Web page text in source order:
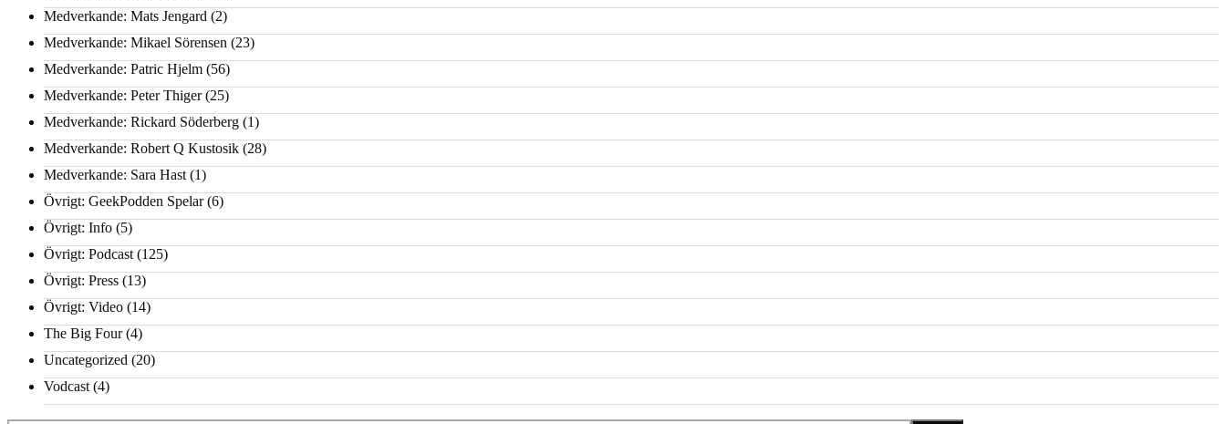
Medverkande: Mats Jengard (2)
Medverkande: Mikael Sörensen (23)
Medverkande: Patric Hjelm (56)
Medverkande: Peter Thiger(25)
Medverkande: Rickard Söderberg (1)
Medverkande: Robert Q Kustosik (28)
Medverkande: Sara Hast (1)
Övrigt: GeekPodden Spelar(6)
Övrigt: Info (5)
Övrigt: Podcast (125)
Övrigt: Press (13)
Övrigt: Video (14)
The Big Four(4)
Uncategorized (20)
Vodcast (4)